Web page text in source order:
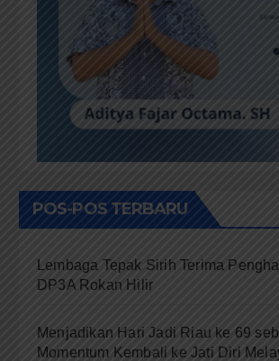
POS-POS TERBARU
Lembaga Tepak Sirih Terima
DP3A Rokan Hilir
Menjadikan Hari Jadi Riau ke 69
Momentum Kembali ke Jati Diri